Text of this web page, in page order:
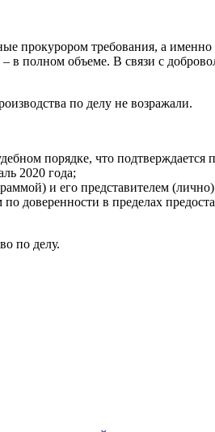
прокурором требования, а
в полном объеме. В связи с
по делу не возражали.
порядке, что подтверждается
2020 года;
и его представителем
доверенности в пределах
по делу.